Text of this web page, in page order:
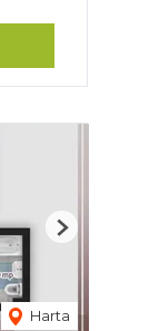
Harta
Next